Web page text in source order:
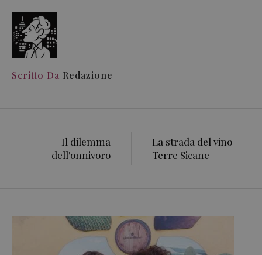
Scritto Da Redazione
Il dilemma
dell'onnivoro
La strada del vino
Terre Sicane